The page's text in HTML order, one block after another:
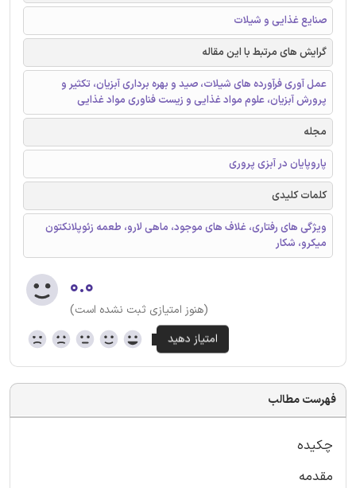
صنایع غذایی و شیلات
گرایش های مرتبط با این مقاله
عمل آوری فرآورده های شیلات، صید و بهره برداری آبزیان، تکثیر و
پرورش آبزیان، علوم مواد غذایی و زیست فناوری مواد غذایی
مجله
پاروپایان در آبزی پروری
کلمات کلیدی
ویژگی های رفتاری، غلاف های موجود، ماهی لارو، طعمه زئوپلانکتون
میکرو، شکار
۰.۰
(هنوز امتیازی ثبت نشده است)
فهرست مطالب
چکیده
مقدمه